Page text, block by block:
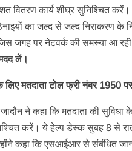
वितरण कार्य शीघ्र सुनिश्चित
का जल्द से जल्द निराकरण के
जगह पर नेटवर्क की समस्या आ
लें।
मतदाता टोल फ्री नंबर 1950
जादौन ने कहा कि मतदाता की
करें। ये हेल्प डेस्क सुबह 8 से
कहा कि एसआईआर से संबंधित